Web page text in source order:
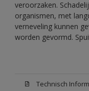
veroorzaken.
organismen, met
verneveling kunnen
worden gevormd.
Technisch